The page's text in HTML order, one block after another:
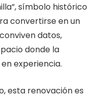
símbolo histórico
convertirse en un
datos,
donde la
experiencia.
esta renovación es